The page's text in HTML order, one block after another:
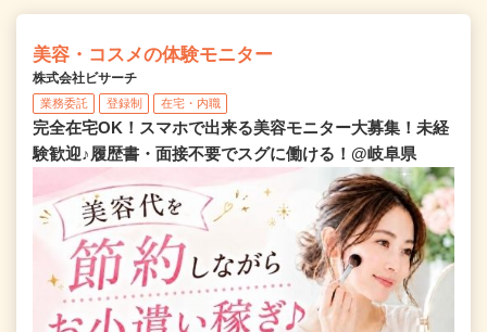
美容・コスメの体験モニター
株式会社ビサーチ
業務委託 登録制 在宅・内職
完全在宅OK！スマホで出来る美容モニター大募集！未経
験歓迎♪履歴書・面接不要でスグに働ける！@岐阜県